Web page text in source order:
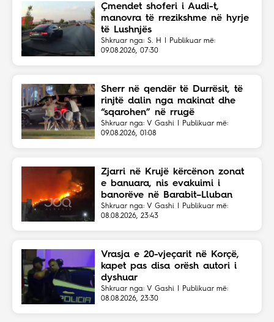
Çmendet shoferi i Audi-t,
manovra të rrezikshme në hyrje
të Lushnjës
Shkruar nga: S. H | Publikuar më:
09.08.2026, 07:30
Sherr në qendër të Durrësit, të
rinjtë dalin nga makinat dhe
“sqarohen” në rrugë
Shkruar nga: V Gashi | Publikuar më:
09.08.2026, 01:08
Zjarri në Krujë kërcënon zonat
e banuara, nis evakuimi i
banorëve në Barabit–Lluban
Shkruar nga: V Gashi | Publikuar më:
08.08.2026, 23:43
Vrasja e 20-vjeçarit në Korçë,
kapet pas disa orësh autori i
dyshuar
Shkruar nga: V Gashi | Publikuar më:
08.08.2026, 23:30